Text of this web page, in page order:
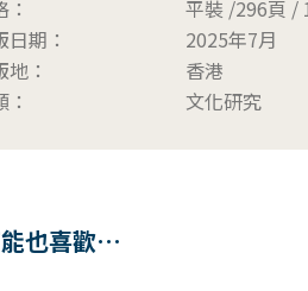
平裝 /296頁 /
日期：
2025年7月
地：
香港
文化研究
也喜歡…